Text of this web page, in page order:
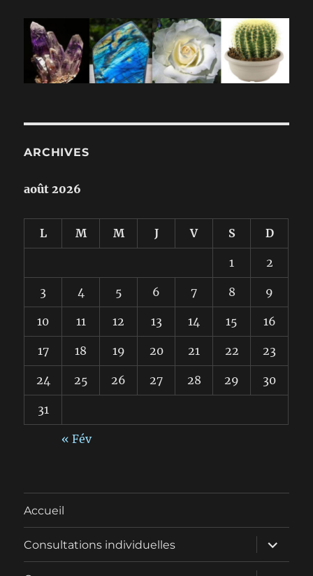
ARCHIVES
août 2026
L M M J V S D
1 2
3 4 5 6 7 8 9
10 11 12 13 14 15 16
17 18 19 20 21 22 23
24 25 26 27 28 29 30
31
« Fév
Accueil
Consultations individuelles
ouvrir
le
sous-